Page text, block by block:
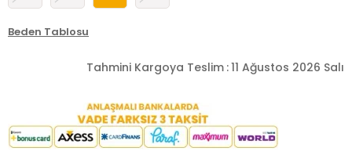
Beden Tablosu
Tahmini Kargoya Teslim :11 Ağustos 2026 Salı